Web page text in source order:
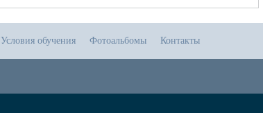
Условия обучения Фотоальбомы Контакты